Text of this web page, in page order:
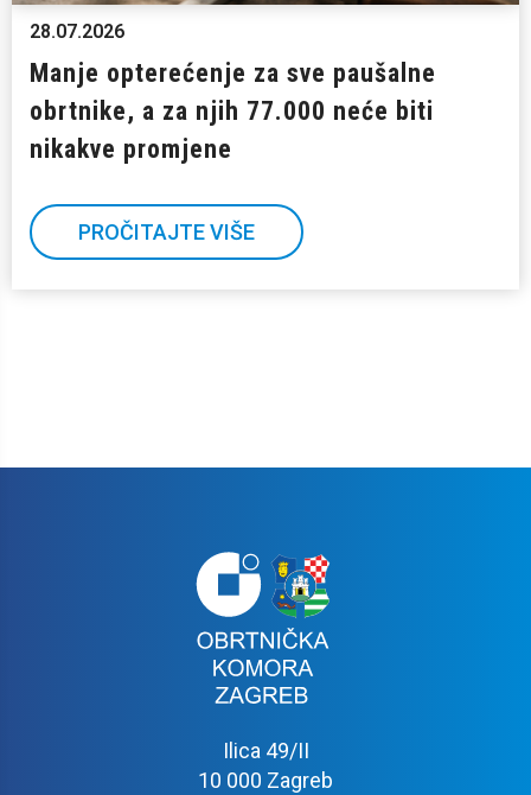
28.07.2026
Manje opterećenje za sve paušalne
obrtnike, a za njih 77.000 neće biti
nikakve promjene
PROČITAJTE VIŠE
Ilica 49/II
10 000 Zagreb